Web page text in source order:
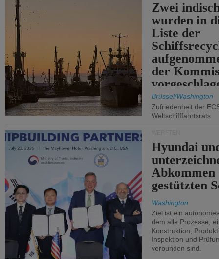
Zwei
wurden in
Liste der
der
Brüssel/Washington
Zufriedenheit der
Weltschifffahrtsrats
Hyundai
gestützten
Washington
Ziel ist ein
dem alle Prozesse,
Konstruktion,
Inspektion und
verbunden sind.